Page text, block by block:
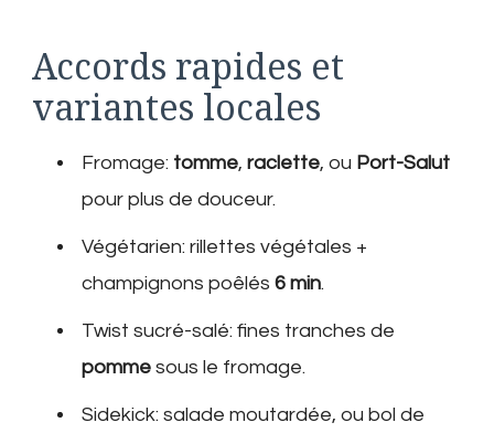
Accords rapides et
variantes locales
Fromage: tomme, raclette, ou Port-Salut
pour plus de douceur.
Végétarien: rillettes végétales +
champignons poêlés 6 min.
Twist sucré-salé: fines tranches de
pomme sous le fromage.
Sidekick: salade moutardée, ou bol de